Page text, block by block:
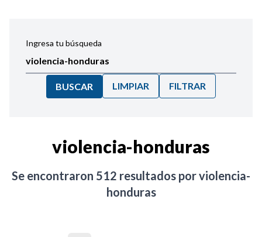
Ingresa tu búsqueda
BUSCAR LIMPIAR FILTRAR
violencia-honduras
Se encontraron 512 resultados porviolencia-
honduras